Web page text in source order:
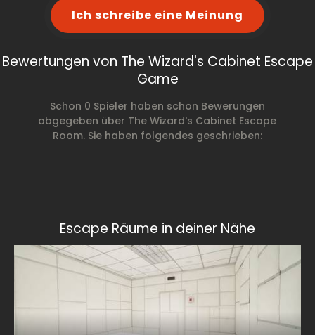
Ich schreibe eine Meinung
Bewertungen von The Wizard's Cabinet Escape
Game
Schon 0 Spieler haben schon Bewerungen
abgegeben über The Wizard's Cabinet Escape
Room. Sie haben folgendes geschrieben:
Escape Räume in deiner Nähe